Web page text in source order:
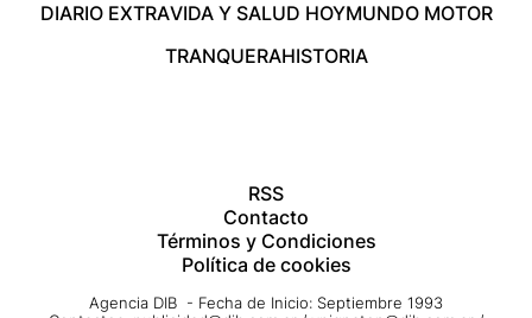
DIARIO EXTRAVIDA Y SALUD HOYMUNDO MOTOR
TRANQUERAHISTORIA
RSS
Contacto
Términos y Condiciones
Política de cookies
Agencia DIB - Fecha de Inicio: Septiembre 1993